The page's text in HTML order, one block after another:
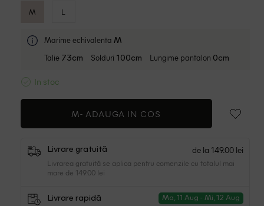
M L
Marime echivalenta M
Talie 73cm Solduri 100cm Lungime pantalon 0cm
In stoc
M-ADAUGA IN COS
Livrare gratuită de la 149.00 lei
Livrarea gratuită se aplica pentru comenzile cu totalul mai
mare de 149.00 lei
Livrare rapidă Ma, 11 Aug - Mi, 12 Aug